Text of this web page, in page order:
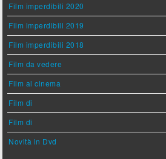
Film imperdibili 2020
Film imperdibili 2019
Film imperdibili 2018
Film da vedere
Film al cinema
Film di
Film di
Novità in Dvd